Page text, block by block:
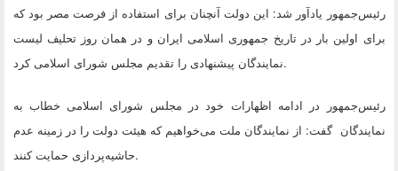
رئیس‌جمهور یادآور شد: این دولت آنچنان برای استفاده از فرصت مصر بود که
برای اولین بار در تاریخ جمهوری اسلامی ایران و در همان روز تحلیف لیست
نمایندگان پیشنهادی را تقدیم مجلس شورای اسلامی کرد.
رئیس‌جمهور در ادامه اظهارات خود در مجلس شورای اسلامی خطاب به
نمایندگان گفت: از نمایندگان ملت می‌خواهیم که هیئت دولت را در زمینه عدم
حاشیه‌پردازی حمایت کنند.